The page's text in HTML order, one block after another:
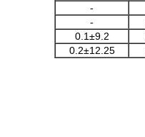
-
-
0.1±9.2
0.2±12.25